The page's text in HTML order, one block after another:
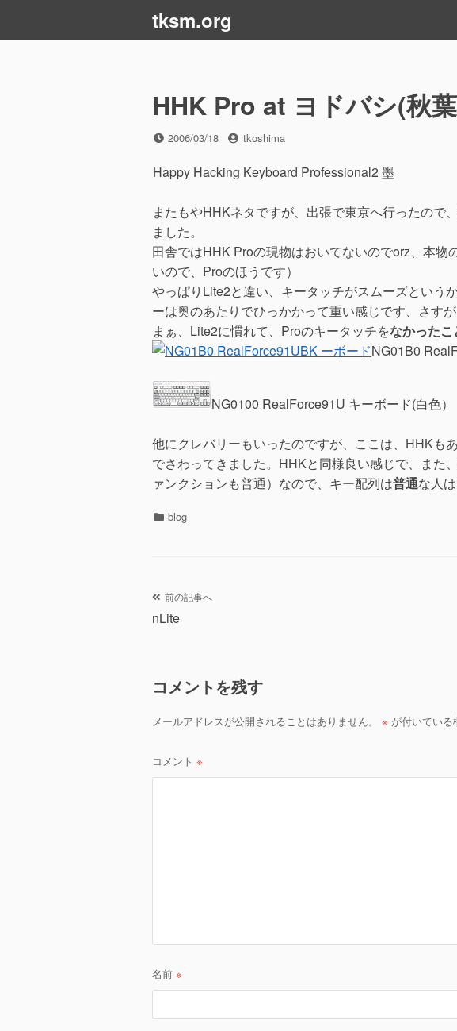
tksm.org
HHK Pro at ヨドバシ(秋
投
日
2006/03/18
投
者
tkoshima
Happy Hacking Keyboard Professional2 墨
またもやHHKネタですが、出張で東京へ行ったので
ました。
田舎ではHHK Proの現物はおいてないのでorz、本
いので、Proのほうです）
やっぱりLite2と違い、キータッチがスムーズという
ーは奥のあたりでひっかかって重い感じです、さすが
まぁ、Lite2に慣れて、Proのキータッチをなかったこ
NG01B0
NG0100 RealForce91U キーボード(白色）
他にクレバリーもいったのですが、ここは、HHKも
でさわってきました。HHKと同様良い感じで、また
ァンクションも普通）なので、キー配列は普通な人
カ blog
投
ビ
ゲ
ー
前の記事へ
nLite
コメントを残す
メールアドレスが公開されることはありません。 ※ が付いている
コメント ※
名前 ※